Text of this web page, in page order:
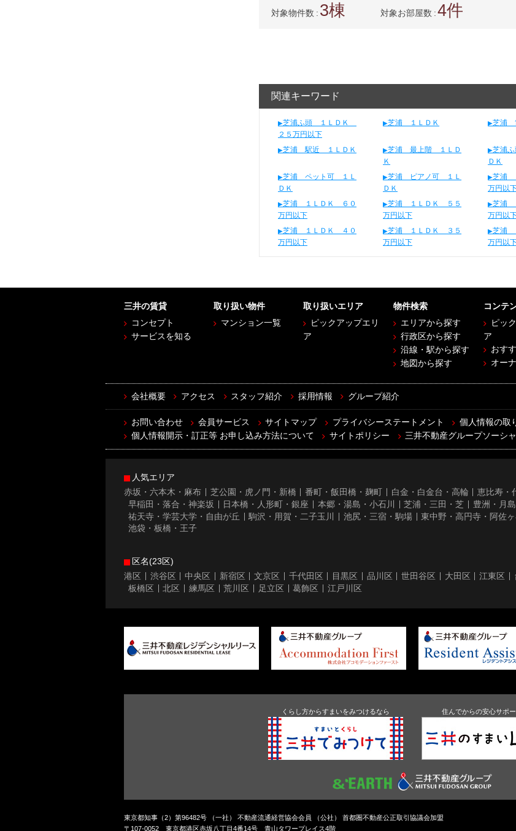
対象物件数 3 対象お部屋数 4
関連キーワード
芝浦ふ頭 １ＬＤＫ
２５万円以下
芝浦 １ＬＤＫ 芝浦
芝浦 駅近 １ＬＤＫ
芝浦 最上階 １ＬＤ
Ｋ
芝浦
ＤＫ
芝浦 ペット可 １Ｌ
ＤＫ
芝浦 ピアノ可 １Ｌ
ＤＫ
芝浦
万円以
芝浦 １ＬＤＫ ６０
万円以下
芝浦 １ＬＤＫ ５５
万円以下
芝浦
万円以
芝浦 １ＬＤＫ ４０
万円以下
芝浦 １ＬＤＫ ３５
万円以下
芝浦
万円以
三井の賃貸
コンセプト
サービスを知る
取り扱い物件
マンション一覧
取り扱いエリア
ピックアップエリ
ア
物件検索
エリアから探す
行政区から探す
沿線・駅から探す
地図から探す
コンテ
ピッ
ア
おす
オー
会社概要 アクセス スタッフ紹介 採用情報 グループ紹介
お問い合わせ 会員サービス サイトマップ プライバシーステートメント
個人情報の取
個人情報開示・訂正等 お申し込み方法について
サイトポリシー 三井不動産グループソーシ
人気エリア
赤坂・六本木・麻布
芝公園・虎ノ門・新橋 番町・飯田橋・麹町 白金・白金台・高輪 恵比寿・
早稲田・落合・神楽坂
日本橋・人形町・銀座 本郷・湯島・小石川 芝浦・三田・芝 豊洲・月
祐天寺・学芸大学・自由が丘
駒沢・用賀・二子玉川 池尻・三宿・駒場 東中野・高円寺・阿佐
池袋・板橋・王子
区名(23区)
港区
渋谷区 中央区 新宿区 文京区 千代田区 目黒区 品川区 世田谷区 大田区 江東区
板橋区
北区 練馬区 荒川区 足立区 葛飾区 江戸川区
くらし方からすまいをみつけるなら 住んでからの安心サポ
東京都知事（2）第96482号 （一社） 不動産流通経営協会会員 （公社） 首都圏不動産公正取引協議会加盟
〒107-0052 東京都港区赤坂八丁目4番14号 青山タワープレイス4階